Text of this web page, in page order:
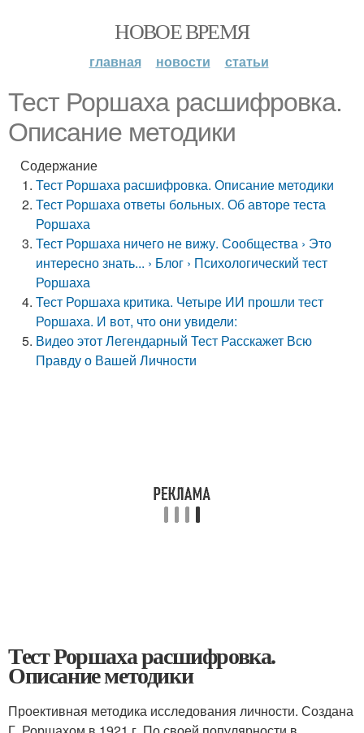
НОВОЕ ВРЕМЯ
главная новости статьи
Тест Роршаха расшифровка.
Описание методики
Содержание
Тест Роршаха расшифровка. Описание методики
Тест Роршаха ответы больных. Об авторе теста
Роршаха
Тест Роршаха ничего не вижу. Сообщества › Это
интересно знать... › Блог › Психологический тест
Роршаха
Тест Роршаха критика. Четыре ИИ прошли тест
Роршаха. И вот, что они увидели:
Видео этот Легендарный Тест Расскажет Всю
Правду о Вашей Личности
Тест Роршаха расшифровка.
Описание методики
Проективная методика исследования личности. Создана